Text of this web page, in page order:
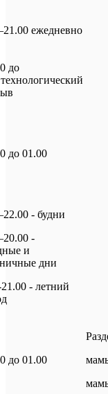
ежедневно
до
до 01.00
- будни
-
и
дни
- летний
до 01.00